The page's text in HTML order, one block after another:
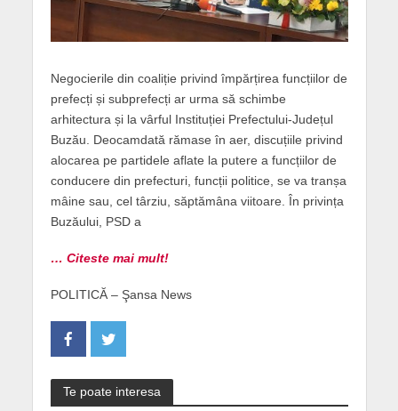
Negocierile din coaliție privind împărțirea funcțiilor de
prefecți și subprefecți ar urma să schimbe
arhitectura și la vârful Instituției Prefectului-Județul
Buzău. Deocamdată rămase în aer, discuțiile privind
alocarea pe partidele aflate la putere a funcțiilor de
conducere din prefecturi, funcții politice, se va tranșa
mâine sau, cel târziu, săptămâna viitoare. În privința
Buzăului, PSD a
… Citeste mai mult!
POLITICĂ – Şansa News
Te poate interesa